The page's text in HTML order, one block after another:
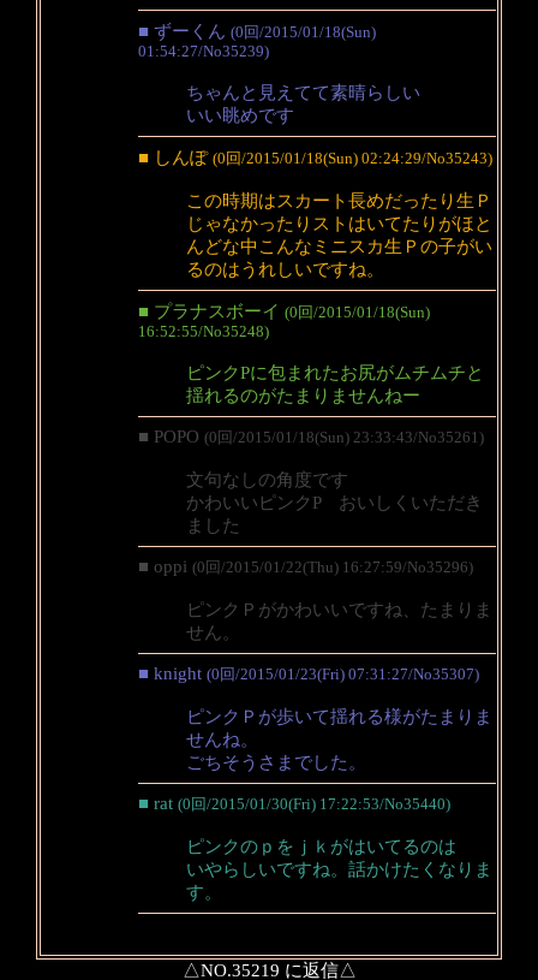
■ ずーくん (0回/2015/01/18(Sun)
01:54:27/No35239)
ちゃんと見えてて素晴らしい
いい眺めです
■ しんぽ (0回/2015/01/18(Sun) 02:24:29/No35243)
この時期はスカート長めだったり生Ｐ
じゃなかったりストはいてたりがほと
んどな中こんなミニスカ生Ｐの子がい
るのはうれしいですね。
■ プラナスボーイ (0回/2015/01/18(Sun)
16:52:55/No35248)
ピンクPに包まれたお尻がムチムチと
揺れるのがたまりませんねー
■ POPO (0回/2015/01/18(Sun) 23:33:43/No35261)
文句なしの角度です
かわいいピンクP おいしくいただき
ました
■ oppi (0回/2015/01/22(Thu) 16:27:59/No35296)
ピンクＰがかわいいですね、たまりま
せん。
■ knight (0回/2015/01/23(Fri) 07:31:27/No35307)
ピンクＰが歩いて揺れる様がたまりま
せんね。
ごちそうさまでした。
■ rat (0回/2015/01/30(Fri) 17:22:53/No35440)
ピンクのｐをｊｋがはいてるのは
いやらしいですね。話かけたくなりま
す。
△NO.35219 に返信△